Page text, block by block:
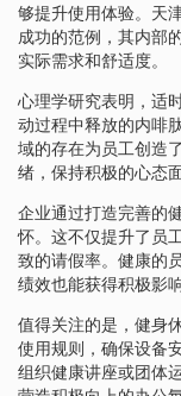
够提升使用体验。天
成功的范例，其内部
实际需求和舒适度。
心理学研究表明，适
动过程中释放的内啡
域的存在为员工创造
绪，保持积极的心态
企业通过打造完善的
怀。这不仅提升了员
致的请假率。健康的
绩效也能获得积极影响
值得关注的是，健身
使用规则，确保设备
组织健康讲座或团体